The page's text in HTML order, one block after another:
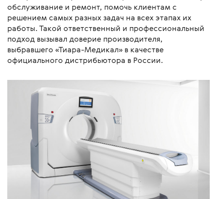
обслуживание и ремонт, помочь клиентам с
решением самых разных задач на всех этапах их
работы. Такой ответственный и профессиональный
подход вызывал доверие производителя,
выбравшего «Тиара-Медикал» в качестве
официального дистрибьютора в России.